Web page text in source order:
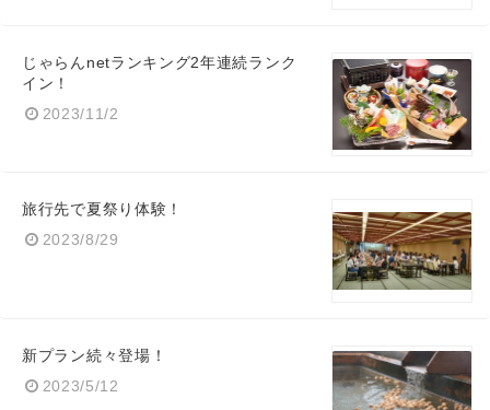
じゃらんnetランキング2年連続ランク
イン！
2023/11/2
旅行先で夏祭り体験！
2023/8/29
新プラン続々登場！
2023/5/12